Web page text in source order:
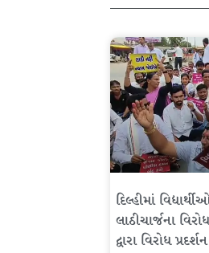
દિલ્હીમાં
લાઠીચાર્જના
દ્વારા વિરોધ